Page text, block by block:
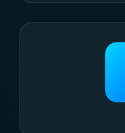
一键睡眠模式，